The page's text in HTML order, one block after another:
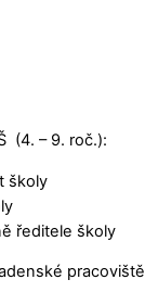
(4. – 9. roč.):
školy
ředitele školy
pracoviště